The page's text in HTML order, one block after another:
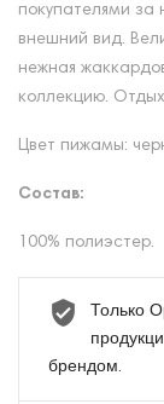
покупателями
внешний вид.
нежная
коллекцию.
Цвет пижамы:
Состав:
100% полиэстер.
Только
брендом.